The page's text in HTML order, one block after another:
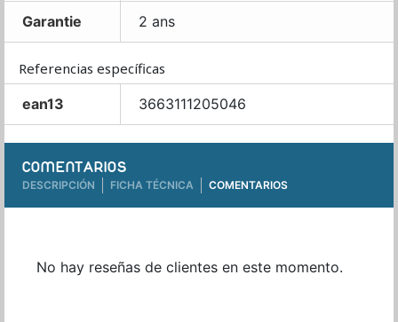
Garantie 2 ans
Referencias específicas
ean13
3663111205046
COMENTARIOS
DESCRIPCIÓN FICHA TÉCNICA COMENTARIOS
No hay reseñas de clientes en este momento.